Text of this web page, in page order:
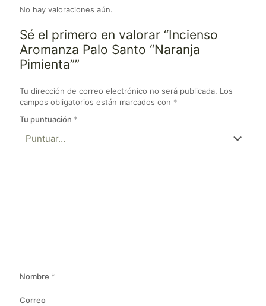
No hay valoraciones aún.
Sé el primero en valorar “Incienso
Aromanza Palo Santo “Naranja
Pimienta””
Tu dirección de correo electrónico no será publicada. Los
campos obligatorios están marcados con *
Tu puntuación *
Nombre *
Correo